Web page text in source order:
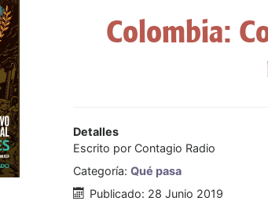
Colombia:
Detalles
Escrito por Contagio Radio
Categoría: Qué pasa
Publicado: 28 Junio 2019